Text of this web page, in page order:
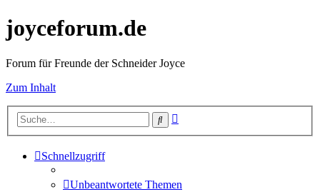
joyceforum.de
Forum für Freunde der Schneider Joyce
Zum Inhalt
Suche
Schnellzugriff
Unbeantwortete Themen